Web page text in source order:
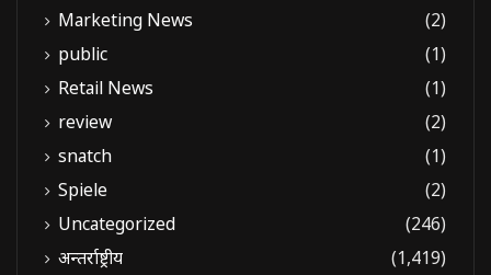
Marketing News
(2)
public
(1)
Retail News
(1)
review
(2)
snatch
(1)
Spiele
(2)
Uncategorized
(246)
अन्तर्राष्ट्रीय
(1,419)